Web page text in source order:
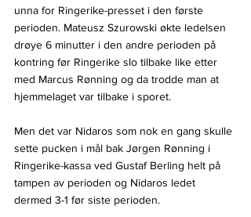
unna for Ringerike-presset i den første
perioden. Mateusz Szurowski økte ledelsen
drøye 6 minutter i den andre perioden på
kontring før Ringerike slo tilbake like etter
med Marcus Rønning og da trodde man at
hjemmelaget var tilbake i sporet.
Men det var Nidaros som nok en gang skulle
sette pucken i mål bak Jørgen Rønning i
Ringerike-kassa ved Gustaf Berling helt på
tampen av perioden og Nidaros ledet
dermed 3-1 før siste perioden.